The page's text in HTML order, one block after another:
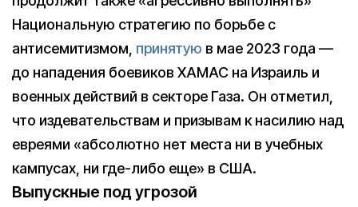
Национальную стратегию по борьбе с
антисемитизмом, принятую в мае 2023 года —
до нападения боевиков ХАМАС на Израиль и
военных действий в секторе Газа. Он отметил,
что издевательствам и призывам к насилию над
евреями «абсолютно нет места ни в учебных
кампусах, ни где-либо еще» в США.
Выпускные под угрозой